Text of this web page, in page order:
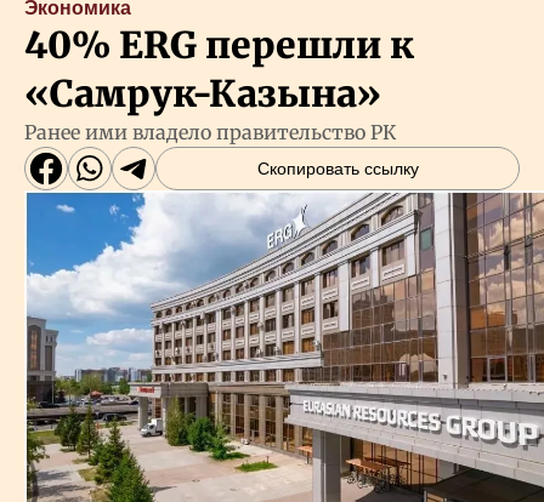
Экономика
40% ERG перешли к
«Самрук-Казына»
Ранее ими владело правительство РК
Скопировать ссылку